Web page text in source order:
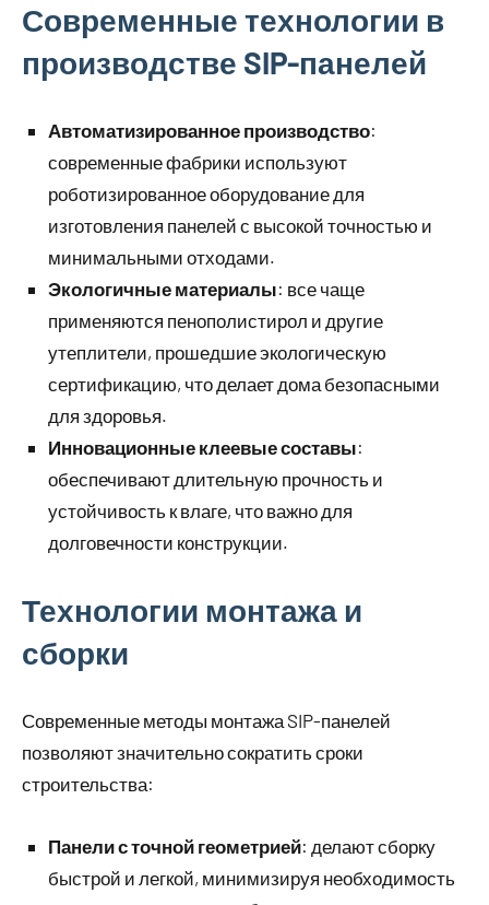
Современные технологии в
производстве SIP-панелей
Автоматизированное производство:
современные фабрики используют
роботизированное оборудование для
изготовления панелей с высокой точностью и
минимальными отходами.
Экологичные материалы: все чаще
применяются пенополистирол и другие
утеплители, прошедшие экологическую
сертификацию, что делает дома безопасными
для здоровья.
Инновационные клеевые составы:
обеспечивают длительную прочность и
устойчивость к влаге, что важно для
долговечности конструкции.
Технологии монтажа и
сборки
Современные методы монтажа SIP-панелей
позволяют значительно сократить сроки
строительства:
Панели с точной геометрией: делают сборку
быстрой и легкой, минимизируя необходимость